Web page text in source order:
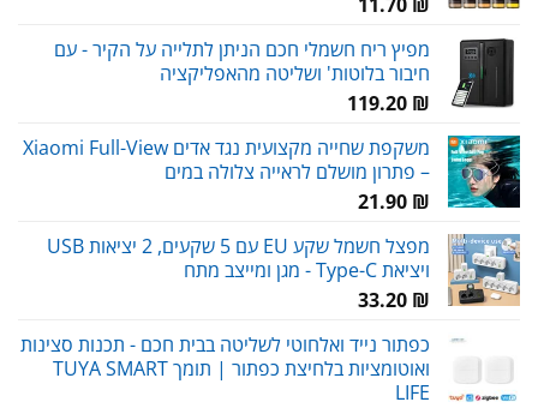
11.70 ₪
מפיץ ריח חשמלי חכם הניתן לתלייה על הקיר - עם
חיבור בלוטות' ושליטה מהאפליקציה
119.20 ₪
משקפת שחייה מקצועית נגד אדים Xiaomi Full-View
– פתרון מושלם לראייה צלולה במים
21.90 ₪
מפצל חשמל שקע EU עם 5 שקעים, 2 יציאות USB
ויציאת Type-C - מגן ומייצב מתח
33.20 ₪
כפתור נייד ואלחוטי לשליטה בבית חכם - תכנות סצינות
ואוטומציות בלחיצת כפתור | תומך TUYA SMART
LIFE